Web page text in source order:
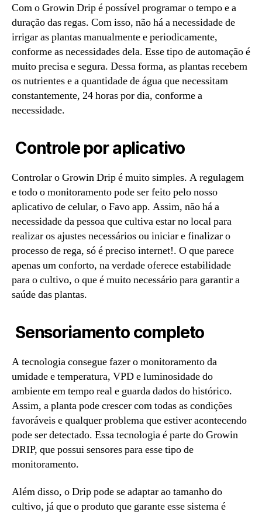
Com o Growin Drip é possível programar o tempo e a
duração das regas. Com isso, não há a necessidade de
irrigar as plantas manualmente e periodicamente,
conforme as necessidades dela. Esse tipo de automação é
muito precisa e segura. Dessa forma, as plantas recebem
os nutrientes e a quantidade de água que necessitam
constantemente, 24 horas por dia, conforme a
necessidade.
Controle por aplicativo
Controlar o Growin Drip é muito simples. A regulagem
e todo o monitoramento pode ser feito pelo nosso
aplicativo de celular, o Favo app. Assim, não há a
necessidade da pessoa que cultiva estar no local para
realizar os ajustes necessários ou iniciar e finalizar o
processo de rega, só é preciso internet!. O que parece
apenas um conforto, na verdade oferece estabilidade
para o cultivo, o que é muito necessário para garantir a
saúde das plantas.
Sensoriamento completo
A tecnologia consegue fazer o monitoramento da
umidade e temperatura, VPD e luminosidade do
ambiente em tempo real e guarda dados do histórico.
Assim, a planta pode crescer com todas as condições
favoráveis e qualquer problema que estiver acontecendo
pode ser detectado. Essa tecnologia é parte do Growin
DRIP, que possui sensores para esse tipo de
monitoramento.
Além disso, o Drip pode se adaptar ao tamanho do
cultivo, já que o produto que garante esse sistema é